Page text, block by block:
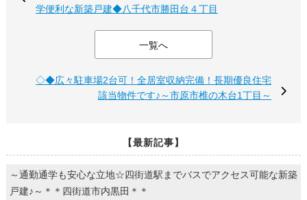
学便利な新築戸建◆八千代市勝田台４丁目
一覧へ
◇◆広々駐車場2台可！全居室収納完備！長期優良住宅
該当物件です♪～市原市椎の木台1丁目～
【最新記事】
～通勤通学も安心な立地☆四街道駅までバスでアクセス可能な新築
戸建♪～＊＊四街道市内黒田＊＊